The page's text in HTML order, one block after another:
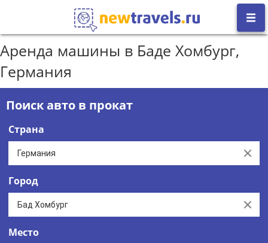
Аренда машины в Баде Хомбург,
Германия
Поиск авто в прокат
Страна
Clear
Город
Clear
Место